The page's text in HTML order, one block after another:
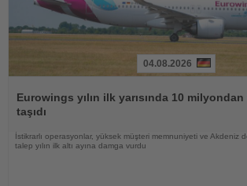
Oku
04.08.2026
Eurowings yılın ilk yarısında 10
taşıdı
İstikrarlı operasyonlar, yüksek müşteri memnuniyeti ve Akdeniz
talep yılın ilk altı ayına damga vurdu